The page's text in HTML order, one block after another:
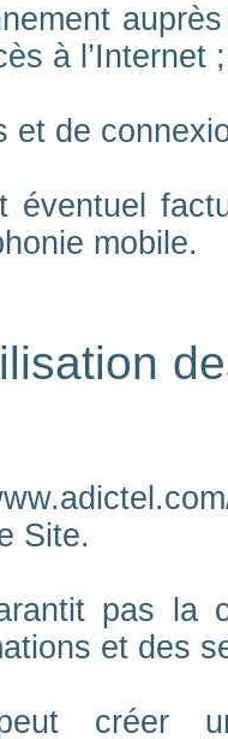
à l’Internet ;
et de
éventuel
mobile.
Site.
pas la
et des
créer